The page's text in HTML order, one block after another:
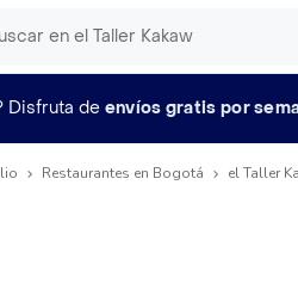
Disfruta de envíos gratis por
Restaurantes en Bogotá el Taller